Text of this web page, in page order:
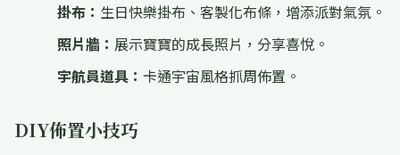
掛布： 生日快樂掛布、客製化布條，增添派對氣氛。
照片牆： 展示寶寶的成長照片，分享喜悅。
宇航員道具： 卡通宇宙風格抓周佈置。
DIY佈置小技巧